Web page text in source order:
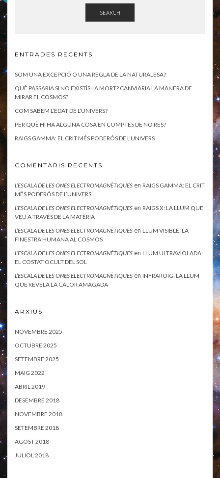
SEARCH
ENTRADES RECENTS
SOM UNA EXCEPCIÓ O UNA REGLA DE LA NATURALESA?
QUÈ PASSARIA SI NO EXISTÍS LA MORT? CANVIARIA LA MANERA DE
MIRAR EL COSMOS?
COM SABEM L’EDAT DE L’UNIVERS?
PER QUÈ HI HA ALGUNA COSA EN COMPTES DE NO RES?
RAIGS GAMMA: EL CRIT MÉS PODERÓS DE L’UNIVERS
COMENTARIS RECENTS
L’ESCALA DE LES ONES ELECTROMAGNÈTIQUES en RAIGS GAMMA: EL CRIT
MÉS PODERÓS DE L’UNIVERS
L’ESCALA DE LES ONES ELECTROMAGNÈTIQUES en RAIGS X: LA LLUM QUE
VEU A TRAVÉS DE LA MATÈRIA
L’ESCALA DE LES ONES ELECTROMAGNÈTIQUES en LLUM VISIBLE: LA
FINESTRA HUMANA AL COSMOS
L’ESCALA DE LES ONES ELECTROMAGNÈTIQUES en LLUM ULTRAVIOLADA:
EL COSTAT OCULT DEL SOL
L’ESCALA DE LES ONES ELECTROMAGNÈTIQUES en INFRAROIG: LA LLUM
QUE REVELA LA CALOR AMAGADA
ARXIUS
NOVEMBRE 2025
OCTUBRE 2025
SETEMBRE 2025
MAIG 2022
ABRIL 2019
DESEMBRE 2018
NOVEMBRE 2018
SETEMBRE 2018
AGOST 2018
JULIOL 2018